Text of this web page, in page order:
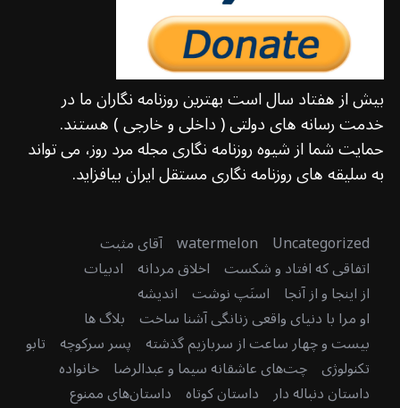
بیش از هفتاد سال است بهترین روزنامه نگاران ما در
خدمت رسانه های دولتی ( داخلی و خارجی ) هستند.
حمایت شما از شیوه روزنامه نگاری مجله مرد روز، می تواند
به سلیقه های روزنامه نگاری مستقل ایران بیافزاید.
Uncategorized
watermelon آقای مثبت
اتفاقی که افتاد و شکست اخلاق مردانه ادبیات
از اینجا و از آنجا اسنَپ نوشت اندیشه
او مرا با دنیای واقعی زنانگی آشنا ساخت بلاگ ها
بیست و چهار ساعت از سربازیم گذشته پسر سرکوچه تابو
تکنولوژی چت‌های عاشقانه سیما و عبدالرضا خانواده
داستان دنباله دار داستان کوتاه داستان‌های ممنوع